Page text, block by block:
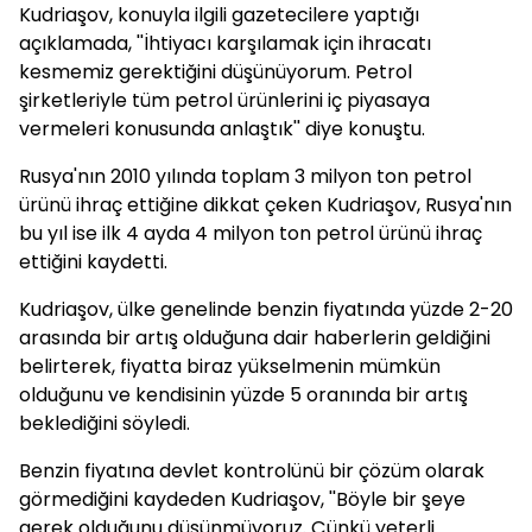
Kudriaşov, konuyla ilgili gazetecilere yaptığı
açıklamada, ''İhtiyacı karşılamak için ihracatı
kesmemiz gerektiğini düşünüyorum. Petrol
şirketleriyle tüm petrol ürünlerini iç piyasaya
vermeleri konusunda anlaştık'' diye konuştu.
Rusya'nın 2010 yılında toplam 3 milyon ton petrol
ürünü ihraç ettiğine dikkat çeken Kudriaşov, Rusya'nın
bu yıl ise ilk 4 ayda 4 milyon ton petrol ürünü ihraç
ettiğini kaydetti.
Kudriaşov, ülke genelinde benzin fiyatında yüzde 2-20
arasında bir artış olduğuna dair haberlerin geldiğini
belirterek, fiyatta biraz yükselmenin mümkün
olduğunu ve kendisinin yüzde 5 oranında bir artış
beklediğini söyledi.
Benzin fiyatına devlet kontrolünü bir çözüm olarak
görmediğini kaydeden Kudriaşov, ''Böyle bir şeye